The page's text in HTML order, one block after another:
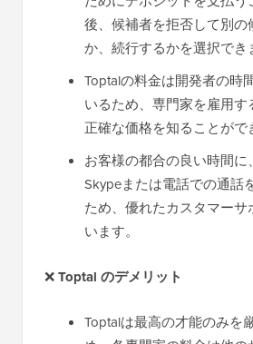
後、候補者を拒否して別の
か、続行するかを選択でき
Toptalの料金は開発者の時
いるため、専門家を雇用
正確な価格を知ることがで
お客様の都合の良い時間に
Skypeまたは電話での通話
ため、優れたカスタマーサ
います。
❌Toptal のデメリット
Toptalは最高の才能のみを